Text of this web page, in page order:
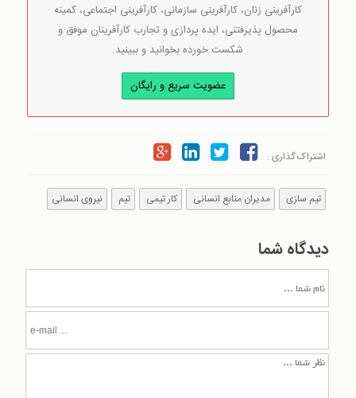
کارآفرینی زنان، کارآفرینی سازمانی، کارآفرینی اجتماعی، کمینه
محصول پذیرفتنی، ایده پردازی و تجارب کارآفرینان موفق و
شکست خورده بخوانید و ببینید.
عضویت سریع و رایگان
اشتراک گذاری :
تیم سازی مدیران منابع انسانی کار تیمی تیم نیروی انسانی
دیدگاه شما